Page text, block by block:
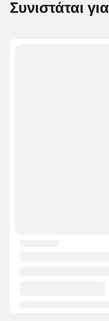
αφαιρούμενα κωνικά
Συνιστάται